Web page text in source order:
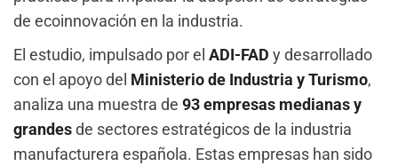
de ecoinnovación en la industria.
El estudio, impulsado por el ADI-FAD y desarrollado
con el apoyo del Ministerio de Industria y Turismo,
analiza una muestra de 93 empresas medianas y
grandesde sectores estratégicos de la industria
manufacturera española. Estas empresas han sido